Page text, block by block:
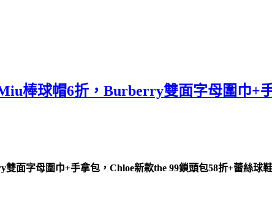
棒球帽6折，Burberry雙面字母圍巾+
面字母圍巾+手拿包，Chloe新款the 99鎖頭包58折+蕾絲球